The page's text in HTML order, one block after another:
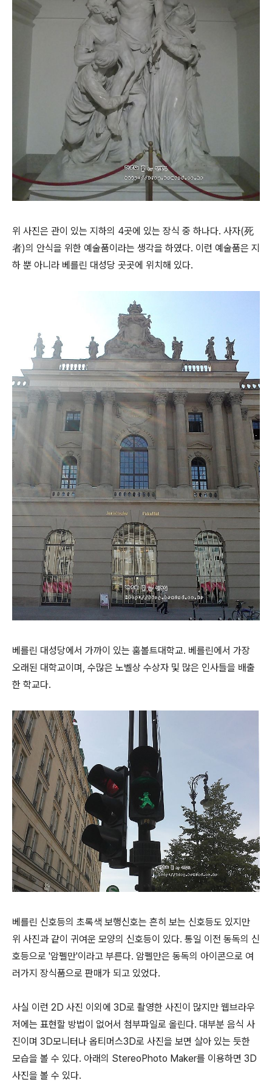
위 사진은 관이 있는 지하의 4곳에 있는 장식 중 하나다. 사자(死
者)의 안식을 위한 예술품이라는 생각을 하였다. 이런 예술품은 지
하 뿐 아니라 베를린 대성당 곳곳에 위치해 있다.
베를린 대성당에서 가까이 있는 훔볼트대학교. 베를린에서 가장
오래된 대학교이며, 수많은 노벨상 수상자 및 많은 인사들을 배출
한 학교다.
베를린 신호등의 초록색 보행신호는 흔히 보는 신호등도 있지만
위 사진과 같이 귀여운 모양의 신호등이 있다. 통일 이전 동독의 신
호등으로 '암펠만'이라고 부른다. 암펠만은 동독의 아이콘으로 여
러가지 장식품으로 판매가 되고 있었다.
사실 이런 2D 사진 이외에 3D로 촬영한 사진이 많지만 웹브라우
저에는 표현할 방법이 없어서 첨부파일로 올린다. 대부분 음식 사
진이며 3D모니터나 옵티머스3D로 사진을 보면 살아 있는 듯한
모습을 볼 수 있다. 아래의 StereoPhoto Maker를 이용하면 3D
사진을 볼 수 있다.